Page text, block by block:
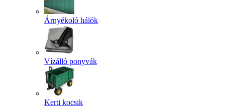
Árnyékoló hálók
Vízálló ponyvák
Kerti kocsik